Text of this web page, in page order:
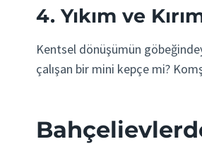
4. Yıkım ve
Kentsel dönüşümün
çalışan bir mini kepçe mi?